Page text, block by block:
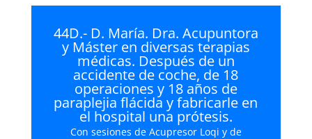
44D.- D. María. Dra. Acupuntora
y Máster en diversas terapias
médicas. Después de un
accidente de coche, de 18
operaciones y 18 años de
paraplejia flácida y fabricarle en
el hospital una prótesis.
Con sesiones de Acupresor Loqi y de